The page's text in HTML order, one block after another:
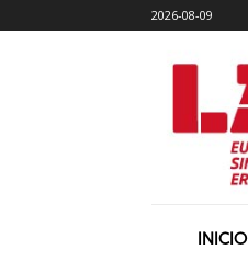
2026-08-09
INICIO